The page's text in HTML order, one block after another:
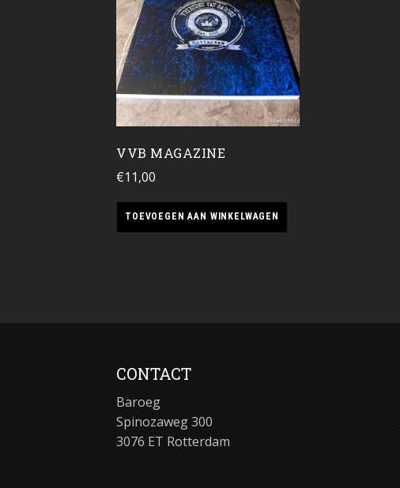
VVB MAGAZINE
€11,00
TOEVOEGEN AAN WINKELWAGEN
CONTACT
Baroeg
Spinozaweg 300
3076 ET Rotterdam